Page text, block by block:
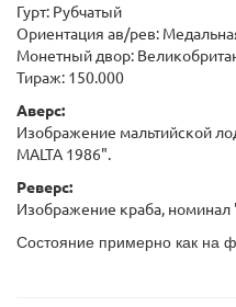
Гурт: Рубчатый
Ориентация ав/рев:
Монетный двор:
Тираж: 150.000
Аверс:
Изображение мальтийской
MALTA 1986".
Реверс:
Изображение краба, номинал
Состояние примерно как на